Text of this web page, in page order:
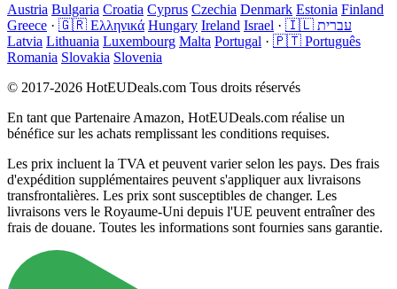
Austria Bulgaria Croatia Cyprus Czechia Denmark Estonia Finland
Greece · 🇬🇷 Ελληνικά Hungary Ireland Israel ·
🇮🇱 עברית
Latvia Lithuania Luxembourg Malta Portugal · 🇵🇹 Português
Romania Slovakia Slovenia
© 2017-2026 HotEUDeals.com Tous droits réservés
En tant que Partenaire Amazon, HotEUDeals.com réalise un
bénéfice sur les achats remplissant les conditions requises.
Les prix incluent la TVA et peuvent varier selon les pays. Des frais
d'expédition supplémentaires peuvent s'appliquer aux livraisons
transfrontalières. Les prix sont susceptibles de changer. Les
livraisons vers le Royaume-Uni depuis l'UE peuvent entraîner des
frais de douane. Toutes les informations sont fournies sans garantie.